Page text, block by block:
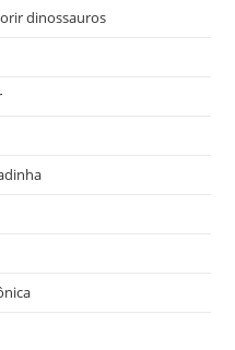
dinossauros